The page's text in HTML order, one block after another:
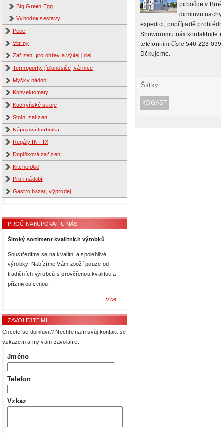
Big Green Egg
Výhodné sestavy
Pece
Vitríny
Zařízení pro ohřev a výdej jídel
Termoporty, jídlonosiče, várnice
Myčky nádobí
Konvektomaty
Kuchyňské stroje
Stolní zařízení
Nápojová technika
Regály IN-FIX
Doplňková zařízení
KitchenAid
Profi nádobí
Gastro bazar, výprodej
PROČ NAKUPOVAT U NÁS
Široký sortiment kvalitních výrobků
Soustředíme se na kvalitní a spolehlivé
výrobky. Nabízíme Vám zboží pouze od
tradičních výrobců s prověřenou kvalitou a
příznivou cenou.
Více...
ZAVOLEJTE MI
Chcete se domluvit? Nechte nam svůj kontakt se
vzkazem a my vám zavoláme.
Jméno
Telefon
Vzkaz
pobočce v
domluvu
expedici, popřípadě
Showroomu nás kontaktujte
telefonním čísle 546 223
Děkujeme.
Štítky
KOGAST